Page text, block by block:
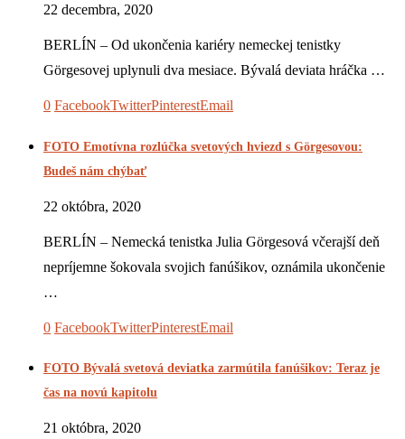
22 decembra, 2020
BERLÍN – Od ukončenia kariéry nemeckej tenistky
Görgesovej uplynuli dva mesiace. Bývalá deviata hráčka …
0 FacebookTwitterPinterestEmail
FOTO Emotívna rozlúčka svetových hviezd s Görgesovou:
Budeš nám chýbať
22 októbra, 2020
BERLÍN – Nemecká tenistka Julia Görgesová včerajší deň
nepríjemne šokovala svojich fanúšikov, oznámila ukončenie
…
0 FacebookTwitterPinterestEmail
FOTO Bývalá svetová deviatka zarmútila fanúšikov: Teraz je
čas na novú kapitolu
21 októbra, 2020